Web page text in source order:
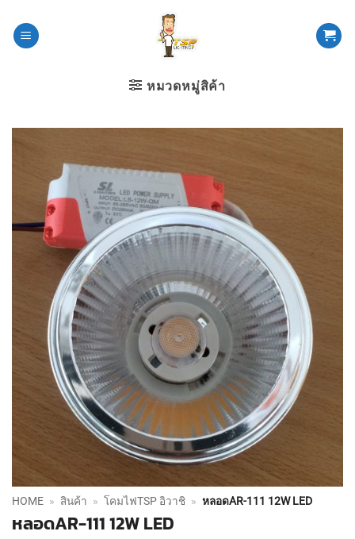
หมวดหมู่สิค้า
HOME » สินค้า » โคมไฟTSP อิวาชิ » หลอดAR-111 12W LED
หลอดAR-111 12W LED